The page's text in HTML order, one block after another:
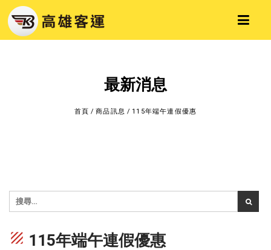
最新消息
首頁 /商品訊息 / 115年端午連假優惠
texture 115年端午連假優惠